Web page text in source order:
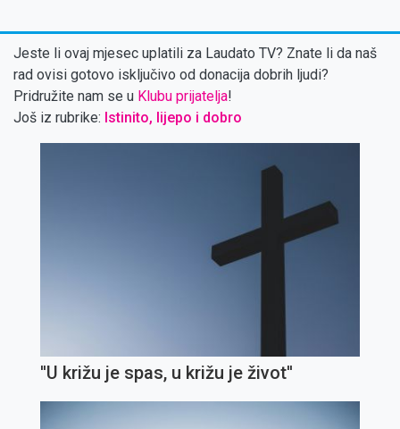
Jeste li ovaj mjesec uplatili za Laudato TV? Znate li da naš
rad ovisi gotovo isključivo od donacija dobrih ljudi?
Pridružite nam se u Klubu prijatelja!
Još iz rubrike: Istinito, lijepo i dobro
''U križu je spas, u križu je život''